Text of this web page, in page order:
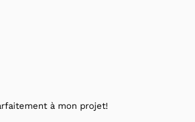
à mon projet!